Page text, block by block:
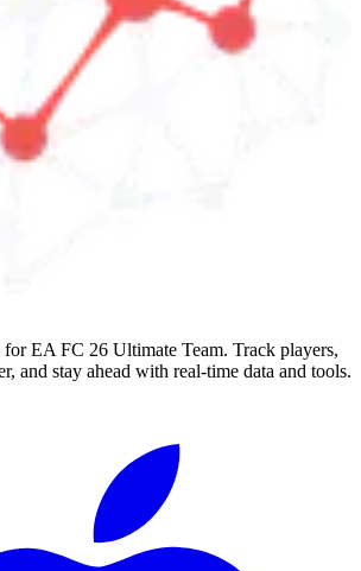
for EA FC 26 Ultimate Team. Track players,
and stay ahead with real-time data and tools.